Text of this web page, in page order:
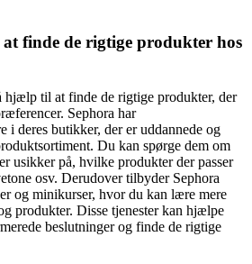
finde de rigtige produkter hos
hjælp til at finde de rigtige produkter, der
Sephora har
i deres butikker, der er uddannede og
Du kan spørge dem om
usikker på, hvilke produkter der passer
osv. Derudover tilbyder Sephora
og minikurser, hvor du kan lære mere
produkter. Disse tjenester kan hjælpe
beslutninger og finde de rigtige